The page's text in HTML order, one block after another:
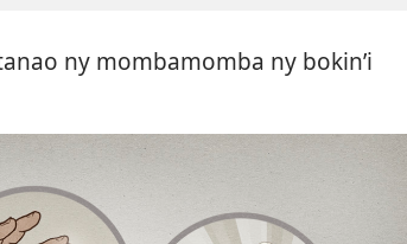
ny mombamomba ny bokin’i